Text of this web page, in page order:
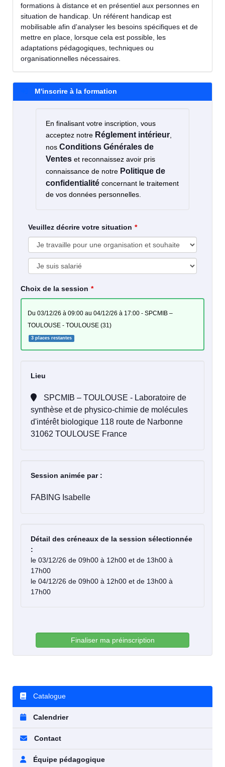
formations à distance et en présentiel aux personnes en
situation de handicap. Un référent handicap est
mobilisable afin d'analyser les besoins spécifiques et de
mettre en place, lorsque cela est possible, les
adaptations pédagogiques, techniques ou
organisationnelles nécessaires.
M'inscrire à la formation
En finalisant votre inscription, vous
acceptez notre Réglement intérieur,
nos Conditions Générales de
Ventes et reconnaissez avoir pris
connaissance de notre Politique de
confidentialité concernant le traitement
de vos données personnelles.
Veuillez décrire votre situation
Choix de la session
du 03/12/26 à 09:00 au 04/12/26 à 17:00 - SPCMIB –
TOULOUSE - TOULOUSE (31)
3 places restantes
Lieu
synthèse et de physico-chimie de molécules
d'intérêt biologique 118 route de Narbonne
31062 TOULOUSE France
Session animée par :
FABING Isabelle
Détail des créneaux de la session sélectionnée
:
le 03/12/26 de 09h00 à 12h00 et de 13h00 à
17h00
le 04/12/26 de 09h00 à 12h00 et de 13h00 à
17h00
Finaliser ma préinscription
Catalogue
Calendrier
Contact
Équipe pédagogique